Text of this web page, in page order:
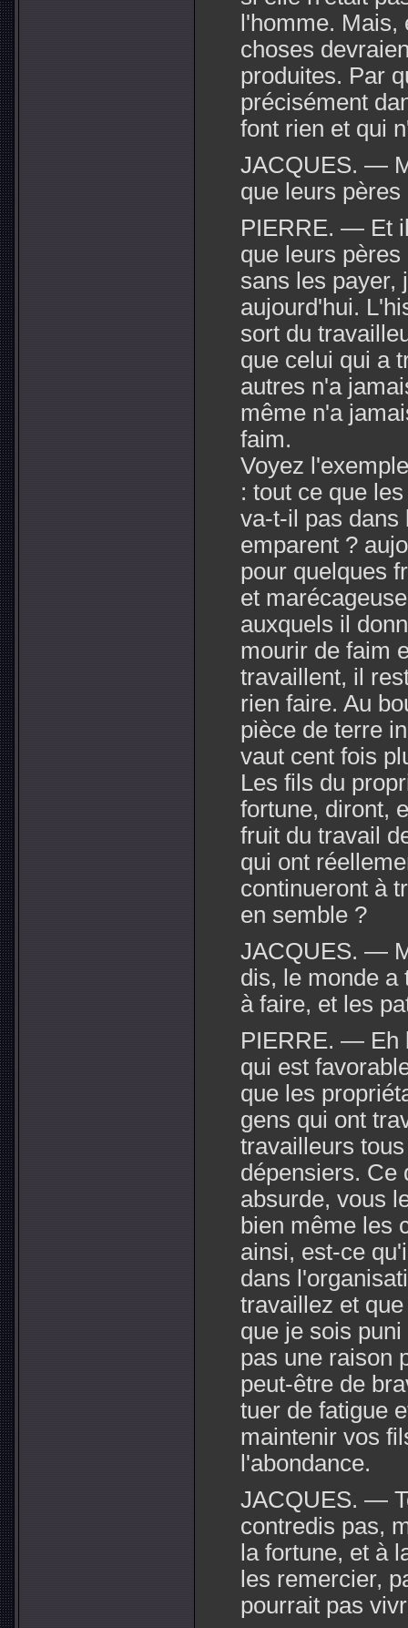
l'homme.
choses
produites. Par
précisément
font rien et qui
JACQUES. —
que leurs
PIERRE. — Et
que leurs
sans les payer,
aujourd'hui.
sort du
que celui qui a
autres n'a
même n'a
faim.
Voyez
: tout ce que
va-t-il pas dans
emparent ?
pour quelques
et
auxquels il
mourir de faim
travaillent, il
rien faire. Au
pièce de terre
vaut cent fois
Les fils du
fortune, diront,
fruit du travail
qui ont
continueront à
en semble ?
JACQUES. —
dis, le monde a
à faire, et les
PIERRE. — Eh
qui est
que les
gens qui ont
travailleurs
dépensiers. Ce
absurde, vous
bien même les
ainsi, est-ce
dans
travaillez et
que je sois
pas une raison
peut-être de
tuer de fatigue
maintenir vos
l'abondance.
JACQUES. —
contredis pas,
la fortune, et à
les remercier,
pourrait pas